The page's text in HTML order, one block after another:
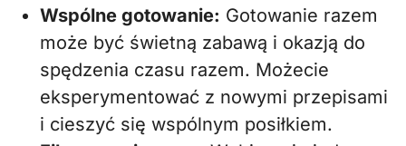
Wspólne gotowanie: Gotowanie razem
może być świetną zabawą i okazją do
spędzenia czasu razem. Możecie
eksperymentować z nowymi przepisami
i cieszyć się wspólnym posiłkiem.